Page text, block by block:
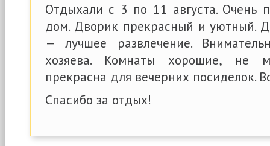
Отдыхали с 3 по 11 августа. Очень
дом. Дворик прекрасный и уютный.
— лучшее развлечение.
хозяева. Комнаты хорошие, не
прекрасна для вечерних посиделок.
Спасибо за отдых!